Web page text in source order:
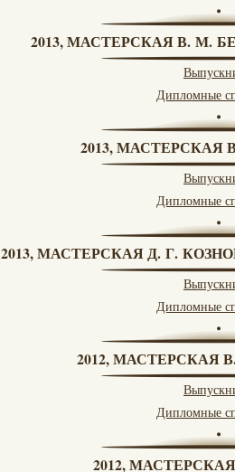
2013, МАСТЕРСКАЯ В. М.
Дипломные
2013, МАСТЕРСКАЯ
Дипломные
2013, МАСТЕРСКАЯ Д. Г.
Дипломные
2012, МАСТЕРСКАЯ
Дипломные
2012,